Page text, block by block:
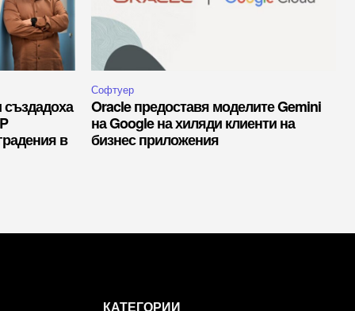
създадоха
в
Софтуер
Oracle предоставя моделите Gemini
на Google на хиляди клиенти на
бизнес приложения
КАТЕГОРИИ